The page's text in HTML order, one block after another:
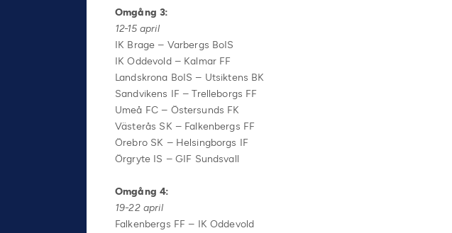
Omgång 3:
12-15 april
IK Brage – Varbergs BoIS
IK Oddevold – Kalmar FF
Landskrona BoIS – Utsiktens BK
Sandvikens IF – Trelleborgs FF
Umeå FC – Östersunds FK
Västerås SK – Falkenbergs FF
Örebro SK – Helsingborgs IF
Örgryte IS – GIF Sundsvall
Omgång 4:
19-22 april
Falkenbergs FF – IK Oddevold